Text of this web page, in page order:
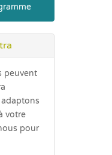
peuvent
votre
pour